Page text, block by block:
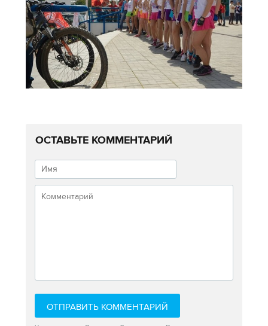
ОСТАВЬТЕ КОММЕНТАРИЙ
ОТПРАВИТЬ КОММЕНТАРИЙ